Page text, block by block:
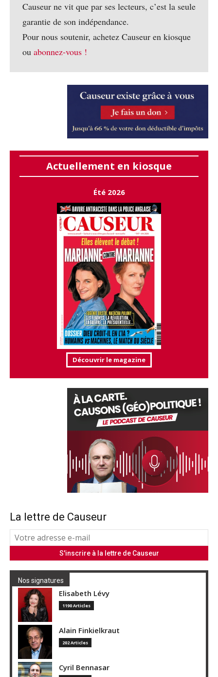
Causeur ne vit que par ses lecteurs, c’est la seule
garantie de son indépendance.
Pour nous soutenir, achetez Causeur en kiosque
ou abonnez-vous !
Actuellement en kiosque
Été 2026
Découvrir le magazine
La lettre de Causeur
Nos signatures
Elisabeth Lévy
1190 Articles
Alain Finkielkraut
202 Articles
Cyril Bennasar